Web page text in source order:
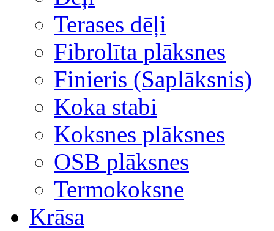
Terases dēļi
Fibrolīta plāksnes
Finieris (Saplāksnis)
Koka stabi
Koksnes plāksnes
OSB plāksnes
Termokoksne
Krāsa